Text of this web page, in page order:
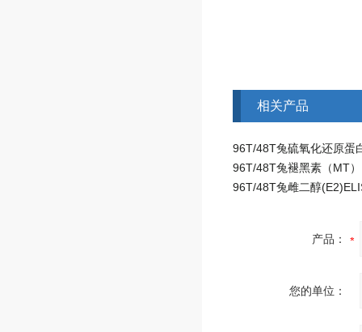
相关产品
产品：
您的单位：